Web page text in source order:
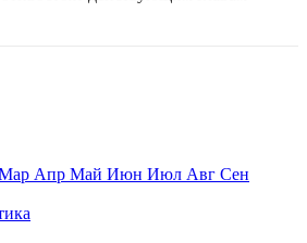
Апр Май Июн Июл Авг Сен